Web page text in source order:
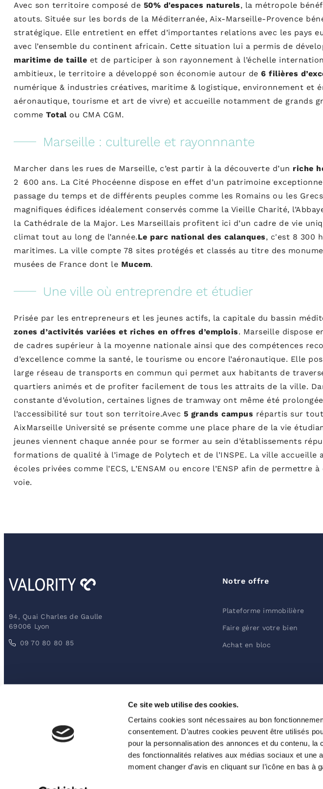
Ce site web utilise des cookies.
Certains cookies sont nécessaires au bon
consentement. D’autres cookies peuvent être utilisés
pour la personnalisation des annonces et du contenu,
des fonctionnalités relatives aux médias sociaux et une
moment changer d’avis en cliquant sur l’icône en bas à
Avec son territoire composé de 50% d'espaces naturels, la métropole
atouts. Située sur les bords de la Méditerranée, Aix-Marseille-Provence
stratégique. Elle entretient en effet d’importantes relations avec les pays
avec l’ensemble du continent africain. Cette situation lui a permis de
maritime de taille et de participer à son rayonnement à l’échelle
ambitieux, le territoire a développé son économie autour de 6 filières
numérique & industries créatives, maritime & logistique, environnement et
aéronautique, tourisme et art de vivre) et accueille notamment de grands
comme Totalou CMA CGM.
Marseille : culturelle et rayonnnante
Marcher dans les rues de Marseille, c’est partir à la découverte d’un riche
2 600 ans. La Cité Phocéenne dispose en effet d’un patrimoine
passage du temps et de différents peuples comme les Romains ou les
magnifiques édifices idéalement conservés comme la Vieille Charité,
la Cathédrale de la Major. Les Marseillais profitent ici d’un cadre de vie
climat tout au long de l’année.Le parc national des calanques, c'est 8 300
maritimes. La ville compte 78 sites protégés et classés au titre des
musées de France dont le Mucem.
Une ville où entreprendre et étudier
Prisée par les entrepreneurs et les jeunes actifs, la capitale du bassin
zones d’activités variées et riches en offres d’emplois. Marseille dispose
de cadres supérieur à la moyenne nationale ainsi que des compétences
d’excellence comme la santé, le tourisme ou encore l’aéronautique. Elle
large réseau de transports en commun qui permet aux habitants de
quartiers animés et de profiter facilement de tous les attraits de la ville.
constante d’évolution, certaines lignes de tramway ont même été
l’accessibilité sur tout son territoire.Avec 5 grands campus répartis sur
AixMarseille Université se présente comme une place phare de la vie
jeunes viennent chaque année pour se former au sein d’établissements
formations de qualité à l’image de Polytech et de l’INSPE. La ville accueille
écoles privées comme l’ECS, L’ENSAM ou encore l’ENSP afin de permettre
voie.
94, Quai Charles de Gaulle
69006 Lyon
09 70 80 80 85
Notre offre
Plateforme immobilière
Faire gérer votre bien
Achat en bloc
© VALORITY 2023 – TOUS